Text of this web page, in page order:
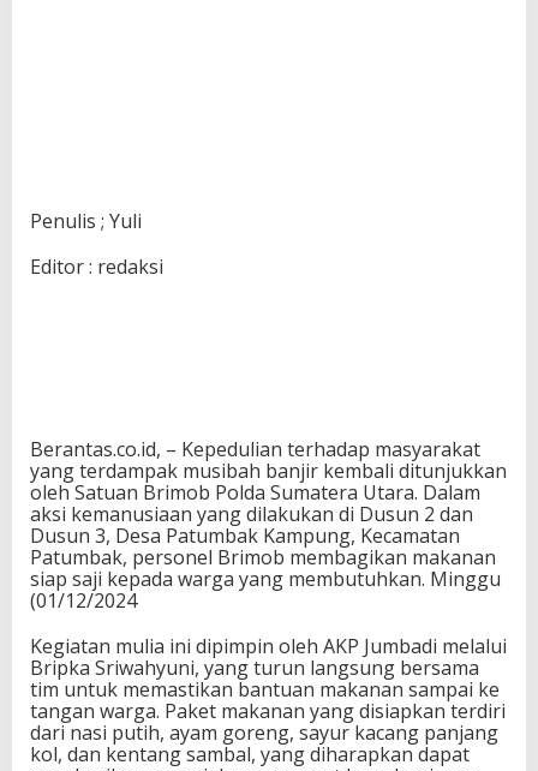
Penulis ; Yuli
Editor : redaksi
Berantas.co.id, – Kepedulian terhadap masyarakat
yang terdampak musibah banjir kembali ditunjukkan
oleh Satuan Brimob Polda Sumatera Utara. Dalam
aksi kemanusiaan yang dilakukan di Dusun 2 dan
Dusun 3, Desa Patumbak Kampung, Kecamatan
Patumbak, personel Brimob membagikan makanan
siap saji kepada warga yang membutuhkan. Minggu
(01/12/2024
Kegiatan mulia ini dipimpin oleh AKP Jumbadi melalui
Bripka Sriwahyuni, yang turun langsung bersama
tim untuk memastikan bantuan makanan sampai ke
tangan warga. Paket makanan yang disiapkan terdiri
dari nasi putih, ayam goreng, sayur kacang panjang
kol, dan kentang sambal, yang diharapkan dapat